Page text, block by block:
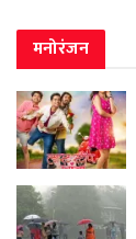
मनोरंजन